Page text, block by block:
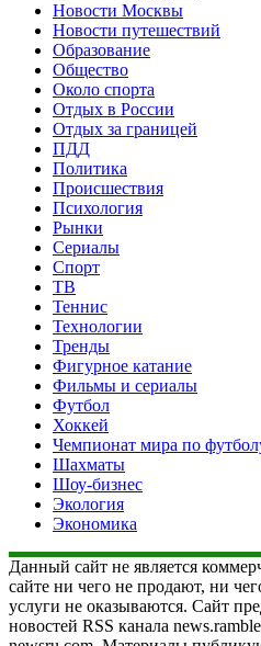
Новости Москвы
Новости путешествий
Образование
Общество
Около спорта
Отдых в России
Отдых за границей
ПДД
Политика
Происшествия
Психология
Рынки
Сериалы
Спорт
ТВ
Теннис
Технологии
Тренды
Фигурное катание
Фильмы и сериалы
Футбол
Хоккей
Чемпионат мира по
Шахматы
Шоу-бизнес
Экология
Экономика
Данный сайт не является
сайте ни чего не продают, ни
услуги не оказываются. Сайт
новостей RSS канала